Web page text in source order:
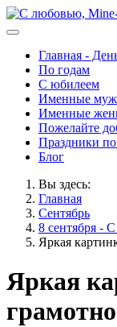
Главная -
По годам
С юбилеем
Именные
Именные
Пожелайте
Праздники
Блог
Вы здесь:
Главная
Сентябрь
8 сентября -
Яркая
Яркая